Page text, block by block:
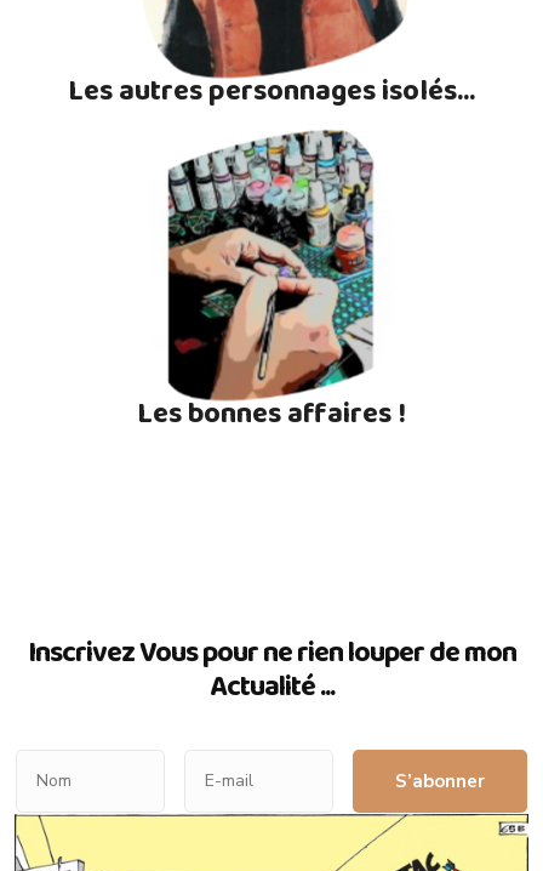
Les autres personnages isolés...
Les bonnes affaires !
Inscrivez Vous pour ne rien louper de mon
Actualité ...
S’abonner